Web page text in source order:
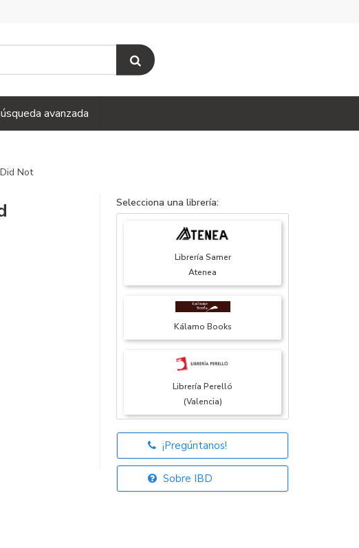
avanzada
Not
Selecciona una librería:
Librería Samer
Atenea
Kálamo Books
Librería Perelló
(Valencia)
Librería Elías
(Asturias)
¡Pregúntanos!
Sobre IBD